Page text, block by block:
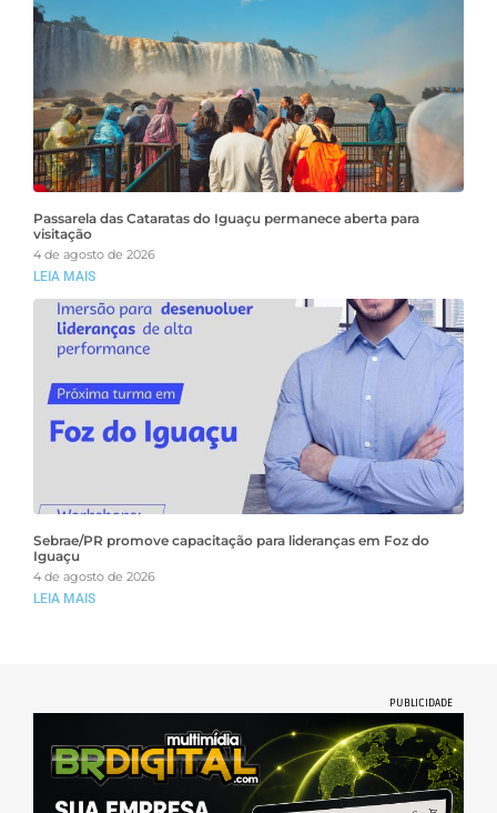
Passarela das Cataratas do Iguaçu permanece aberta para
visitação
4 de agosto de 2026
LEIA MAIS
Sebrae/PR promove capacitação para lideranças em Foz do
Iguaçu
4 de agosto de 2026
LEIA MAIS
PUBLICIDADE